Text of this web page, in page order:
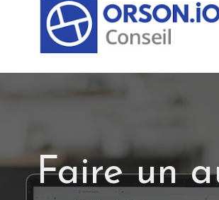
Audit de référencement
Conseils et Astuces
Faire un